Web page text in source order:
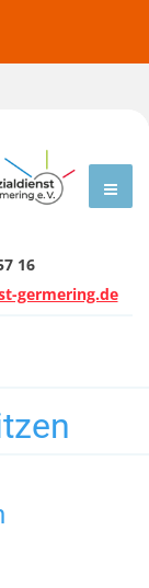
16
germering.de